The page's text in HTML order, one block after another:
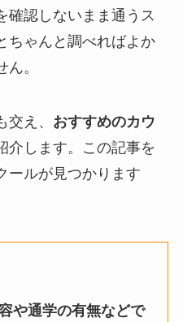
確認しないまま通うス
ちゃんと調べればよか
。
え、 おすすめのカウ
介します。この記事を
ールが見つかります
や通学の有無などで